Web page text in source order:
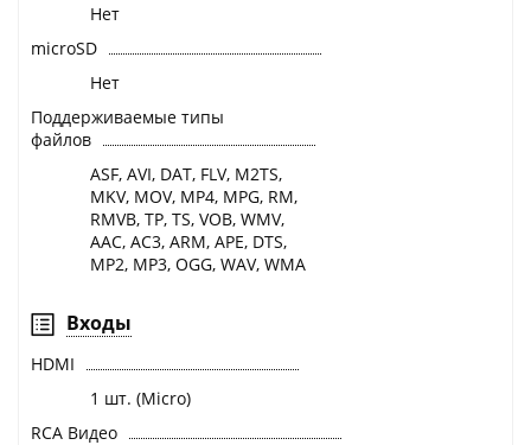
Нет
microSD
Нет
Поддерживаемые типы
файлов
ASF, AVI, DAT, FLV, M2TS,
MKV, MOV, MP4, MPG, RM,
RMVB, TP, TS, VOB, WMV,
AAC, AC3, ARM, APE, DTS,
MP2, MP3, OGG, WAV, WMA
Входы
HDMI
1 шт. (Micro)
RCA Видео